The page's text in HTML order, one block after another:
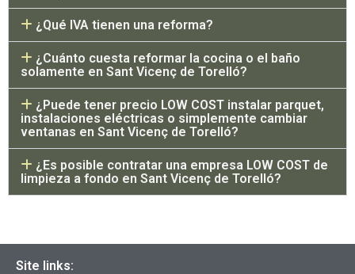
¿Qué IVA tienen una reforma?
¿Cuánto cuesta reformar la cocina o el baño
solamente en Sant Vicenç de Torelló?
¿Puede tener precio LOW COST instalar parquet,
instalaciones eléctricas o simplemente cambiar
ventanas en Sant Vicenç de Torelló?
¿Es posible contratar una empresa LOW COST de
limpieza a fondo en Sant Vicenç de Torelló?
Site links: